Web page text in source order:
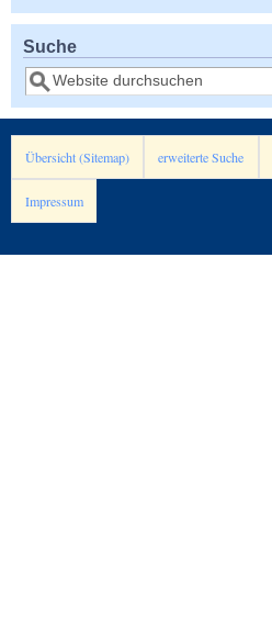
Suche
Suche
Übersicht (Sitemap) erweiterte Suche
Impressum